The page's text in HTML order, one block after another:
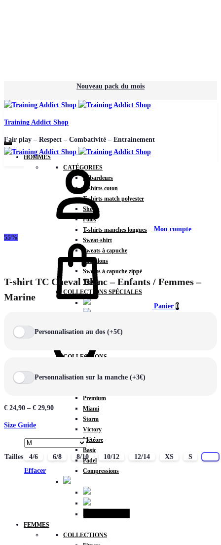
Nouveau pack du mois
Training Addict Shop
Fair play – Respect – Combativité – Entrainement
HOMMES
CATÉGORIES
Débardeurs
T-shirts coton
T-shirts match polyester
Shorts
Polos
T-shirts manches longues
Sweat-shirt
Sweats à capuche
Pantalons
Sweats à capuche zippé
Vestes
COLLECTIONS SPÉCIALES
COLLECTIONS
Rex
Premium
Miami
Storm
Victory
Météore
Basic
Padel
Compressions
FEMMES
COLLECTIONS
Mon compte
Panier 0
55%
T-shirt TC Cheval Blanc – Enfants / Femmes –
Marine
Personnalisation au dos (+5€)
Personnalisation sur la manche (+3€)
€ 24,90 – € 29,90
Size Guide
Tailles 4/6 6/8 8/10 10/12 12/14 XS S
Effacer